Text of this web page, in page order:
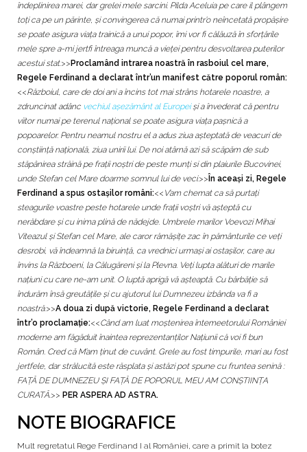
îndeplinirea marei, dar grelei mele sarcini. Pilda Aceluia pe care il plângem
toți ca pe un părinte, și convingerea că numai printr’o neîncetată propășire
se poate asigura viața trainică a unui popor, îmi vor fi călăuză în sforțările
mele spre a-mi jertfi întreaga muncă a vieței pentru desvoltarea puterilor
acestui stat.>> Proclamând intrarea noastră în rasboiul cel mare,
Regele Ferdinand a declarat într’un manifest către poporul român:
<<Războiul, care de doi ani a încins tot mai strâns hotarele noastre, a
zdruncinat adânc vechiul așezământ al Europeiși a învederat că pentru
viitor numai pe terenul național se poate asigura viața pașnică a
popoarelor. Pentru neamul nostru el a adus ziua așteptată de veacuri de
conștiință națională, ziua unirii lui. De noi atârnă azi să scăpăm de sub
stăpânirea străină pe frații noștri de peste munți si din plaiurile Bucovinei,
unde Stefan cel Mare doarme somnul lui de veci.>> În aceași zi, Regele
Ferdinand a spus ostașilor români:<< V’am chemat ca să purtați
steagurile voastre peste hotarele unde frații voștri vă așteptă cu
nerăbdare și cu inima plină de nădejde. Umbrele marilor Voevozi Mihai
Viteazul și Stefan cel Mare, ale caror rămășițe zac în pământurile ce veți
desrobi, vă îndeamnă la biruință, ca vrednici urmași ai ostașilor, care au
învins la Războeni, la Călugăreni și la Plevna. Veți lupta alături de marile
națiuni cu care ne-am unit. O luptă aprigă vă așteaptă. Cu bărbăție să
îndurăm însă greutățile și cu ajutorul lui Dumnezeu izbânda va fi a
noastră.>>A doua zi după victorie, Regele Ferdinand a declarat
într’o proclamație:<<Când am luat moștenirea întemeetorului României
moderne am făgăduit înaintea reprezentanților Națiunii că voi fi bun
Român. Cred că M’am ținut de cuvânt. Grele au fost timpurile, mari au fost
jertfele, dar strălucită este răsplata și astăzi pot spune cu fruntea senină :
FAȚĂ DE DUMNEZEU ȘI FAȚĂ DE POPORUL MEU AM CONȘTIINȚA
CURATĂ.>> PER ASPERA AD ASTRA.
NOTE BIOGRAFICE
Mult regretatul Rege Ferdinand I al României, care a primit la botez